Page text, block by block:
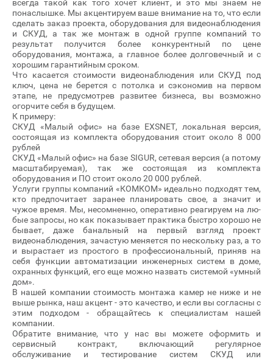
всегда такой как то­го хо­чет кли­ент, и это мы знаем не
понаслышке. Мы ак­центи­ру­ем ваше внимание на то, что если
сделать заказ проекта, оборудования для видеонаблюдения
и СКУД, а так же монтаж в одной группе компаний то
результат получится более конкурентный по цене
оборудования, монтажа, а главное более долговечный и с
хорошим гарантийным сроком.
Что касается стоимости видеонаблюдения или СКУД под
ключ, цена не берется с потолка и сэкономив на первом
этапе, не предусмотрев развитее бизнеса, вы возможно
огорчите себя в будущем.
К примеру:
СКУД «Малый офис» на базе EXSNET, локальная версия,
состоящая из комплекта оборудования стоит около 8 000
рублей
СКУД «Малый офис» на базе SIGUR, сетевая версия (а потому
масштабируемая), так же состоящая из комплекта
оборудования и ПО стоит около 20 000 рублей.
Ус­лу­ги группы компаний «КОМКОМ» иде­аль­но под­хо­дят тем,
кто пред­по­чита­ет заранее планировать свое, а значит и
чужое время. Мы, несомненно, опе­ратив­но ре­аги­руем на лю­
бые запросы, но как показывает практика быстро хорошо не
бывает, даже банальный на первый взгляд проект
видеонаблюдения, зачастую меняется по нескольку раз, а то
и вырастает из простого в профессиональный, приняв на
себя функции автоматизации инженерных систем в доме,
охранных функций, его еще можно назвать системой «умный
дом».
В нашей компании стоимость монтажа камер не ниже и не
выше рынка, наш акцент - это качество, и если вы согласны с
этим подходом - обращайтесь к специалистам нашей
компании.
Обратите внимание, что у нас вы можете оформить и
сервисный контракт, включающий регулярное
обслуживание и тестирование систем СКУД или